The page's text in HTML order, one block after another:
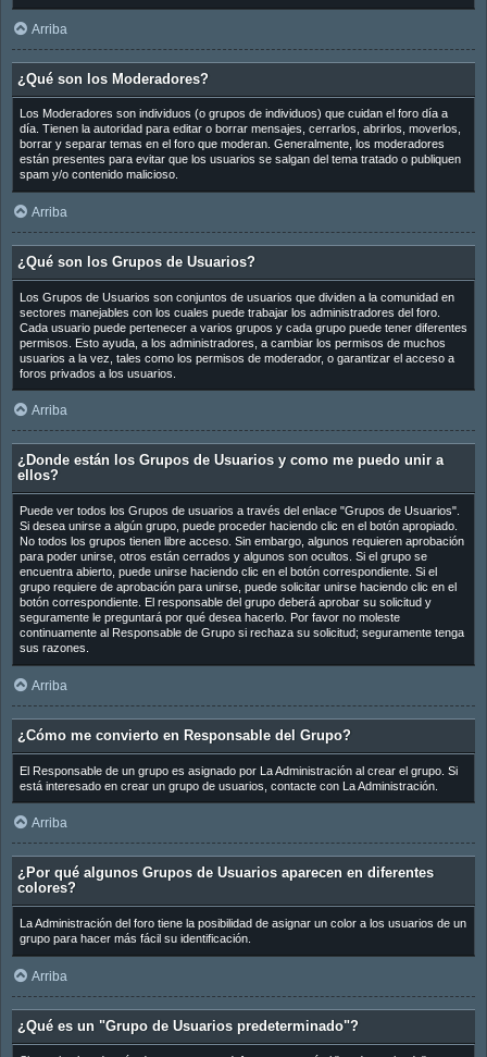
Arriba
¿Qué son los Moderadores?
Los Moderadores son individuos (o grupos de individuos) que cuidan el foro día a
día. Tienen la autoridad para editar o borrar mensajes, cerrarlos, abrirlos, moverlos,
borrar y separar temas en el foro que moderan. Generalmente, los moderadores
están presentes para evitar que los usuarios se salgan del tema tratado o publiquen
spam y/o contenido malicioso.
Arriba
¿Qué son los Grupos de Usuarios?
Los Grupos de Usuarios son conjuntos de usuarios que dividen a la comunidad en
sectores manejables con los cuales puede trabajar los administradores del foro.
Cada usuario puede pertenecer a varios grupos y cada grupo puede tener diferentes
permisos. Esto ayuda, a los administradores, a cambiar los permisos de muchos
usuarios a la vez, tales como los permisos de moderador, o garantizar el acceso a
foros privados a los usuarios.
Arriba
¿Donde están los Grupos de Usuarios y como me puedo unir a
ellos?
Puede ver todos los Grupos de usuarios a través del enlace "Grupos de Usuarios".
Si desea unirse a algún grupo, puede proceder haciendo clic en el botón apropiado.
No todos los grupos tienen libre acceso. Sin embargo, algunos requieren aprobación
para poder unirse, otros están cerrados y algunos son ocultos. Si el grupo se
encuentra abierto, puede unirse haciendo clic en el botón correspondiente. Si el
grupo requiere de aprobación para unirse, puede solicitar unirse haciendo clic en el
botón correspondiente. El responsable del grupo deberá aprobar su solicitud y
seguramente le preguntará por qué desea hacerlo. Por favor no moleste
continuamente al Responsable de Grupo si rechaza su solicitud; seguramente tenga
sus razones.
Arriba
¿Cómo me convierto en Responsable del Grupo?
El Responsable de un grupo es asignado por La Administración al crear el grupo. Si
está interesado en crear un grupo de usuarios, contacte con La Administración.
Arriba
¿Por qué algunos Grupos de Usuarios aparecen en diferentes
colores?
La Administración del foro tiene la posibilidad de asignar un color a los usuarios de un
grupo para hacer más fácil su identificación.
Arriba
¿Qué es un "Grupo de Usuarios predeterminado"?